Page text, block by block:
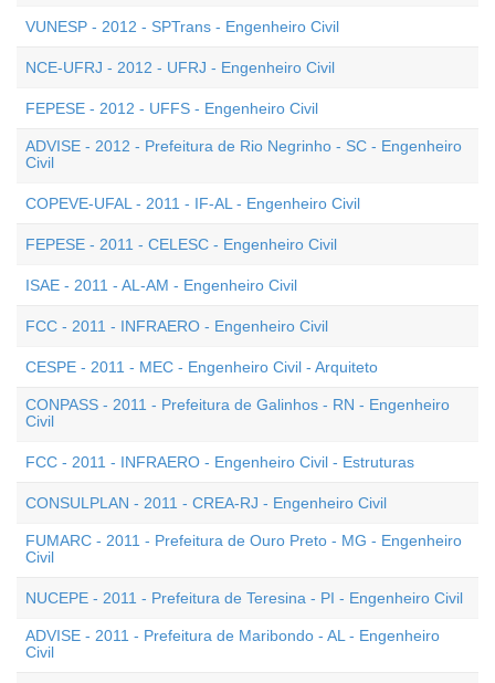
VUNESP - 2012 - SPTrans - Engenheiro Civil
NCE-UFRJ - 2012 - UFRJ - Engenheiro Civil
FEPESE - 2012 - UFFS - Engenheiro Civil
ADVISE - 2012 - Prefeitura de Rio Negrinho - SC - Engenheiro
Civil
COPEVE-UFAL - 2011 - IF-AL - Engenheiro Civil
FEPESE - 2011 - CELESC - Engenheiro Civil
ISAE - 2011 - AL-AM - Engenheiro Civil
FCC - 2011 - INFRAERO - Engenheiro Civil
CESPE - 2011 - MEC - Engenheiro Civil - Arquiteto
CONPASS - 2011 - Prefeitura de Galinhos - RN - Engenheiro
Civil
FCC - 2011 - INFRAERO - Engenheiro Civil - Estruturas
CONSULPLAN - 2011 - CREA-RJ - Engenheiro Civil
FUMARC - 2011 - Prefeitura de Ouro Preto - MG - Engenheiro
Civil
NUCEPE - 2011 - Prefeitura de Teresina - PI - Engenheiro Civil
ADVISE - 2011 - Prefeitura de Maribondo - AL - Engenheiro
Civil